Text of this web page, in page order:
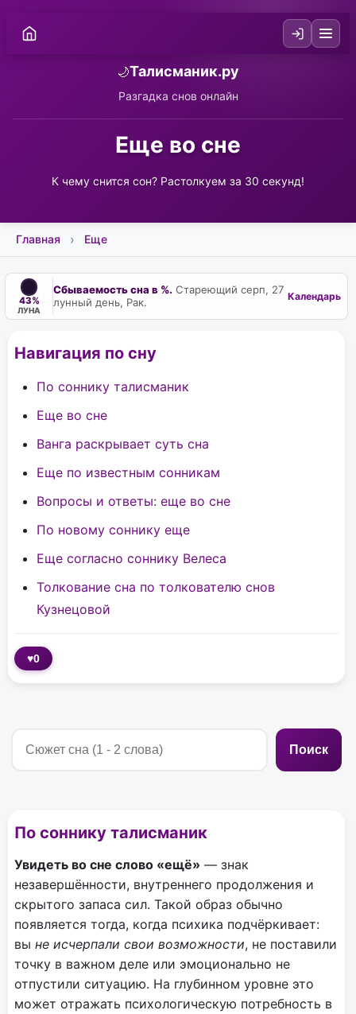
🌙Талисманик.ру
Разгадка снов онлайн
Еще во сне
К чему снится сон? Растолкуем за 30 секунд!
Главная Еще
43%
ЛУНА
Сбываемость сна в %. Стареющий серп, 27
лунный день, Рак.
Календарь
Навигация по сну
По соннику талисманик
Еще во сне
Ванга раскрывает суть сна
Еще по известным сонникам
Вопросы и ответы: еще во сне
По новому соннику еще
Еще согласно соннику Велеса
Толкование сна по толкователю снов
Кузнецовой
♥0
Поиск
По соннику талисманик
Увидеть во сне слово «ещё» — знак
незавершённости, внутреннего продолжения и
скрытого запаса сил. Такой образ обычно
появляется тогда, когда психика подчёркивает:
вы не исчерпали свои возможности, не поставили
точку в важном деле или эмоционально не
отпустили ситуацию. На глубинном уровне это
может отражать психологическую потребность в